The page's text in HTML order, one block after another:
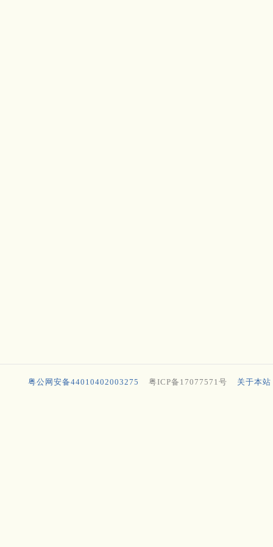
粤公网安备44010402003275 粤ICP备17077571号 关于本站